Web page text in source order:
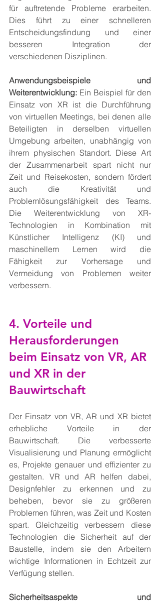
für auftretende Probleme erarbeiten.
Dies führt zu einer schnelleren
Entscheidungsfindung und einer
besseren Integration der
verschiedenen Disziplinen.
Anwendungsbeispiele und
Weiterentwicklung: Ein Beispiel für den
Einsatz von XR ist die Durchführung
von virtuellen Meetings, bei denen alle
Beteiligten in derselben virtuellen
Umgebung arbeiten, unabhängig von
ihrem physischen Standort. Diese Art
der Zusammenarbeit spart nicht nur
Zeit und Reisekosten, sondern fördert
auch die Kreativität und
Problemlösungsfähigkeit des Teams.
Die Weiterentwicklung von XR-
Technologien in Kombination mit
Künstlicher Intelligenz (KI) und
maschinellem Lernen wird die
Fähigkeit zur Vorhersage und
Vermeidung von Problemen weiter
verbessern.
4. Vorteile und
Herausforderungen
beim Einsatz von VR, AR
und XR in der
Bauwirtschaft
Der Einsatz von VR, AR und XR bietet
erhebliche Vorteile in der
Bauwirtschaft. Die verbesserte
Visualisierung und Planung ermöglicht
es, Projekte genauer und effizienter zu
gestalten. VR und AR helfen dabei,
Designfehler zu erkennen und zu
beheben, bevor sie zu größeren
Problemen führen, was Zeit und Kosten
spart. Gleichzeitig verbessern diese
Technologien die Sicherheit auf der
Baustelle, indem sie den Arbeitern
wichtige Informationen in Echtzeit zur
Verfügung stellen.
Sicherheitsaspekte und